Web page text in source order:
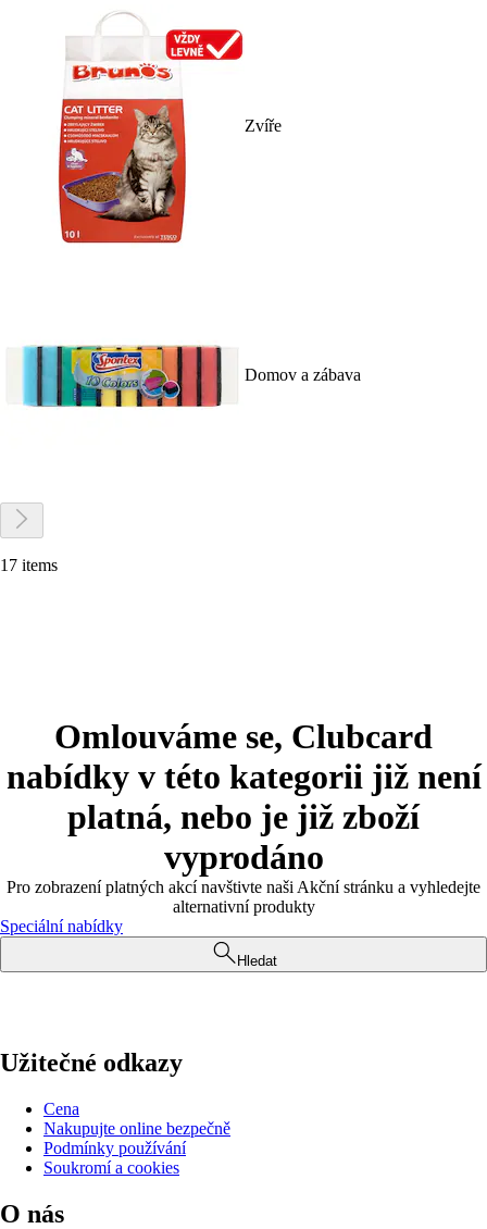
Zvíře
Domov a zábava
17 items
Omlouváme se, Clubcard
nabídky v této kategorii již není
platná, nebo je již zboží
vyprodáno
Pro zobrazení platných akcí navštivte naši Akční stránku a vyhledejte
alternativní produkty
Speciální nabídky
Hledat
Užitečné odkazy
Cena
Nakupujte online bezpečně
Podmínky používání
Soukromí a cookies
O nás